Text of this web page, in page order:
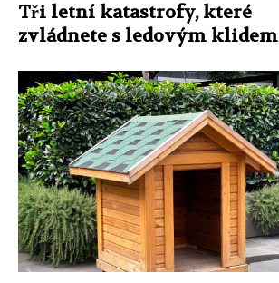
Tři letní katastrofy, které
zvládnete s ledovým klidem